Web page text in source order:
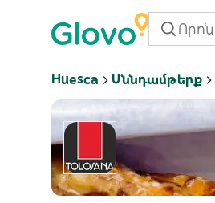
Huesca Սննդամթերք